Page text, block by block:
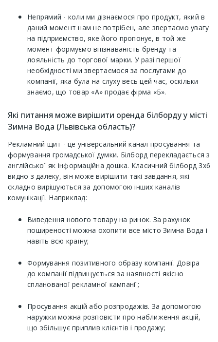
Непрямий - коли ми дізнаємося про продукт, який в
даний момент нам не потрібен, але звертаємо увагу
на підприємство, яке його пропонує, в той же
момент формуємо впізнаваність бренду та
лояльність до торгової марки. У разі першої
необхідності ми звертаємося за послугами до
компанії, яка була на слуху весь цей час, оскільки
знаємо, що товар «А» продає фірма «Б».
Які питання може вирішити оренда білборду у місті
Зимна Вода (Львівська область)?
Рекламний щит - це універсальний канал просування та
формування громадської думки. Білборд перекладається з
англійської як інформаційна дошка. Класичний білборд 3х6
видно з далеку, він може вирішити такі завдання, які
складно вирішуються за допомогою інших каналів
комунікації. Наприклад:
Виведення нового товару на ринок. За рахунок
поширеності можна охопити все місто Зимна Вода і
навіть всю країну;
Формування позитивного образу компанії. Довіра
до компанії підвищується за наявності якісно
спланованої рекламної кампанії;
Просування акцій або розпродажів. За допомогою
наружки можна розповісти про наближення акцій,
що збільшує приплив клієнтів і продажу;